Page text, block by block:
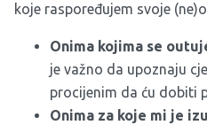
koje raspoređujem svoje
Onima kojima se
je važno da upoznaju
procijenim da ću dobiti
Onima za koje mi je